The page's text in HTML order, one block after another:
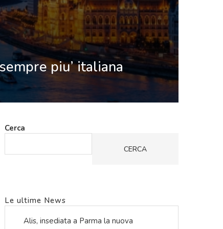
piu’ italiana
Cerca
CERCA
Le ultime News
Alis, insediata a Parma la nuova